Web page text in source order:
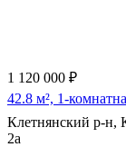
1 120 000 ₽
42.8 м², 1-
Клетнянский р-н,
2а